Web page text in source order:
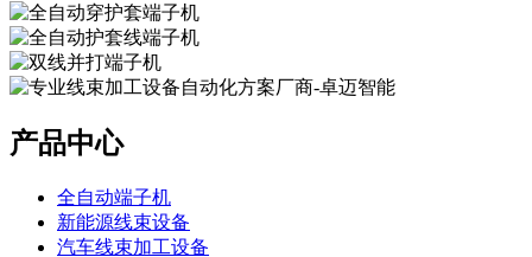
产品中心
全自动端子机
新能源线束设备
汽车线束加工设备